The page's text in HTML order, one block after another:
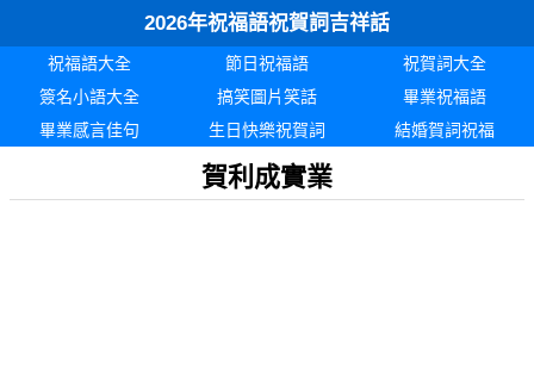
2026年祝福語祝賀詞吉祥話
祝福語大全 節日祝福語
祝賀詞大全
簽名小語大全
搞笑圖片笑話
畢業祝福語
畢業感言佳句
生日快樂祝賀詞 結婚賀詞祝福
賀利成實業